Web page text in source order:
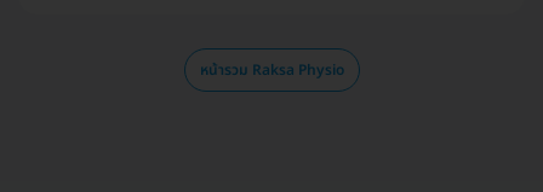
หน้ารวม Raksa Physio